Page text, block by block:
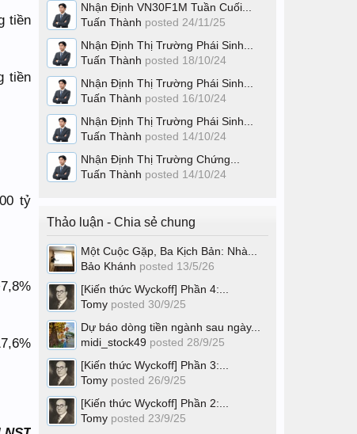
tiền
tiền
tỷ
Nhận Định VN30F1M Tuần Cuối...
Tuấn Thành posted 24/11/25
Nhận Định Thị Trường Phái Sinh...
Tuấn Thành posted 18/10/24
Nhận Định Thị Trường Phái Sinh...
Tuấn Thành posted 16/10/24
Nhận Định Thị Trường Phái Sinh...
Tuấn Thành posted 14/10/24
Nhận Định Thị Trường Chứng...
Tuấn Thành posted 14/10/24
Thảo luận - Chia sẻ chung
Một Cuộc Gặp, Ba Kịch Bản: Nhà...
Bảo Khánh posted 13/5/26
[Kiến thức Wyckoff] Phần 4:...
Tomy posted 30/9/25
Dự báo dòng tiền ngành sau ngày...
midi_stock49 posted 28/9/25
[Kiến thức Wyckoff] Phần 3:...
Tomy posted 26/9/25
[Kiến thức Wyckoff] Phần 2:...
Tomy posted 23/9/25